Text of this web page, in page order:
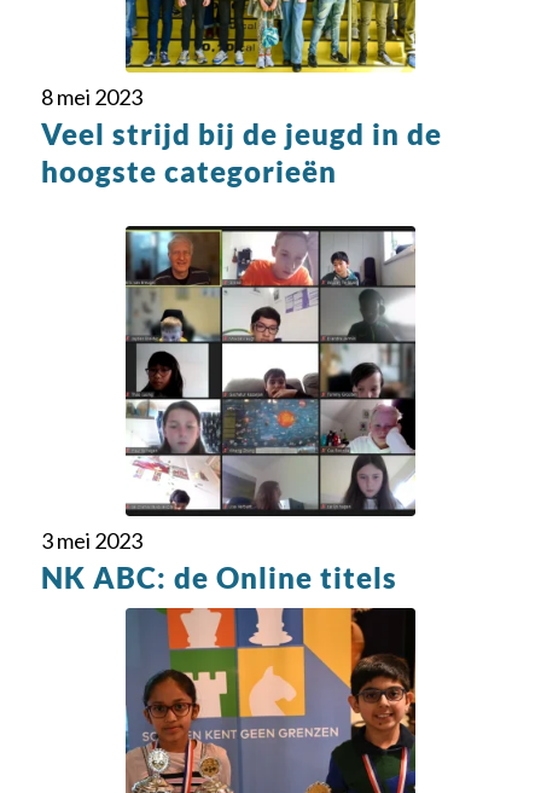
8 mei 2023
Veel strijd bij de jeugd in de
hoogste categorieën
3 mei 2023
NK ABC: de Online titels